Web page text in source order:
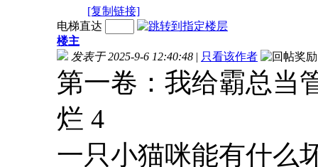
[复制链接]
电梯直达
楼主
发表于 2025-9-6 12:40:48 | 只看该作者
第一卷：我给霸总当
烂 4
一只小猫咪能有什么